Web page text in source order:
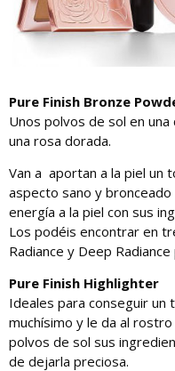
Pure Finish Bronze
Unos polvos de sol en
una rosa dorada.
Van a aportan a la piel un
aspecto sano y
energía a la piel con sus
Los podéis encontrar en
Radiance y Deep
Pure Finish Highlighter
Ideales para conseguir
muchísimo y le da al
polvos de sol sus
de dejarla preciosa.